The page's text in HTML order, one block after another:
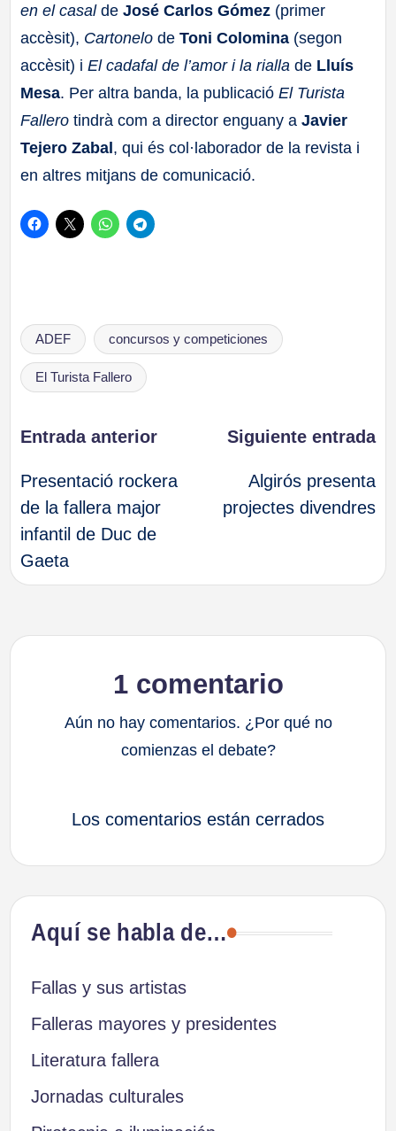
en el casaldeJosé Carlos Gómez (primer
accèsit), Cartonelo deToni Colomina (segon
accèsit) iEl cadafal de l’amor i la rialla de Lluís
Mesa. Per altra banda, la publicacióEl Turista
Fallero tindrà com a director enguany aJavier
Tejero Zabal, qui és col·laborador de la revista i
en altres mitjans de comunicació.
Etiquetas:
ADEF concursos y competiciones
El Turista Fallero
Navegación
de
entradas
Entrada anterior
Presentació rockera
de la fallera major
infantil de Duc de
Gaeta
Siguiente entrada
Algirós presenta
projectes divendres
1 comentario
Aún no hay comentarios. ¿Por qué no
comienzas el debate?
Los comentarios están cerrados
Aquí se habla de…
Fallas y sus artistas
Falleras mayores y presidentes
Literatura fallera
Jornadas culturales